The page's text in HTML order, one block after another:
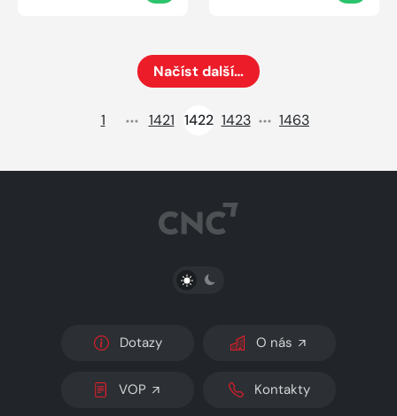
Načíst další…
1
1421 1422 1423 1463
PŘEPNOUT SVĚTLÝ/TMAVÝ REŽIM
Dotazy O nás
VOP Kontakty